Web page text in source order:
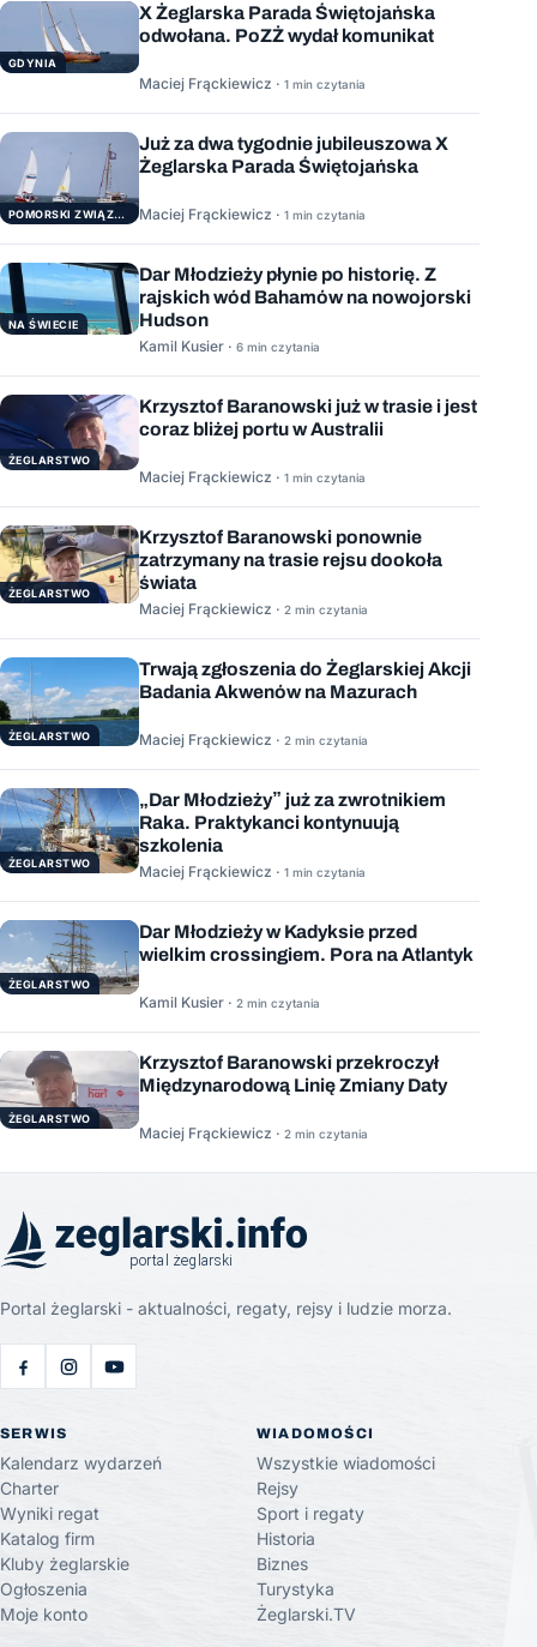
GDYNIA
X Żeglarska Parada Świętojańska
odwołana. PoZŻ wydał komunikat
Maciej Frąckiewicz · 1 min czytania
POMORSKI ZWIĄZEK ŻEGLARSKI
Już za dwa tygodnie jubileuszowa X
Żeglarska Parada Świętojańska
Maciej Frąckiewicz · 1 min czytania
NA ŚWIECIE
Dar Młodzieży płynie po historię. Z
rajskich wód Bahamów na nowojorski
Hudson
Kamil Kusier · 6 min czytania
ŻEGLARSTWO
Krzysztof Baranowski już w trasie i jest
coraz bliżej portu w Australii
Maciej Frąckiewicz · 1 min czytania
ŻEGLARSTWO
Krzysztof Baranowski ponownie
zatrzymany na trasie rejsu dookoła
świata
Maciej Frąckiewicz · 2 min czytania
ŻEGLARSTWO
Trwają zgłoszenia do Żeglarskiej Akcji
Badania Akwenów na Mazurach
Maciej Frąckiewicz · 2 min czytania
ŻEGLARSTWO
„Dar Młodzieży” już za zwrotnikiem
Raka. Praktykanci kontynuują
szkolenia
Maciej Frąckiewicz · 1 min czytania
ŻEGLARSTWO
Dar Młodzieży w Kadyksie przed
wielkim crossingiem. Pora na Atlantyk
Kamil Kusier · 2 min czytania
ŻEGLARSTWO
Krzysztof Baranowski przekroczył
Międzynarodową Linię Zmiany Daty
Maciej Frąckiewicz · 2 min czytania
Portal żeglarski - aktualności, regaty, rejsy i ludzie morza.
SERWIS
Kalendarz wydarzeń
Charter
Wyniki regat
Katalog firm
Kluby żeglarskie
Ogłoszenia
Moje konto
WIADOMOŚCI
Wszystkie wiadomości
Rejsy
Sport i regaty
Historia
Biznes
Turystyka
Żeglarski.TV